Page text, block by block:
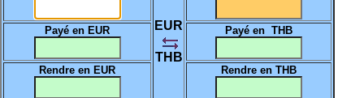
EUR
THB
Payé en EUR Payé en THB
Rendre en EUR Rendre en THB